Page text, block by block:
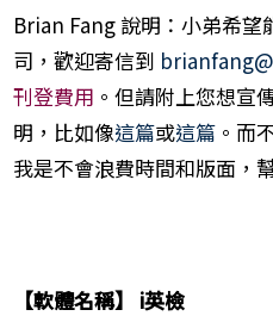
Brian Fang 說明：小弟希望
司，歡迎寄信到
刊登費用 。但請附上您想宣
明，比如像這篇或這篇。而
我是不會浪費時間和版面，
【軟體名稱】 i英檢